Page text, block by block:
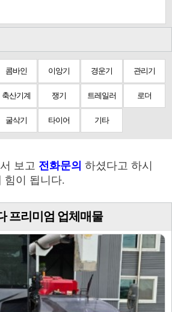
콤바인 이앙기 경운기 관리기
축산기계 쟁기 트레일러 로더
굴삭기 타이어 기타
보고 전화문의 하셨다고 하시
힘이 됩니다.
프리미엄 업체매물